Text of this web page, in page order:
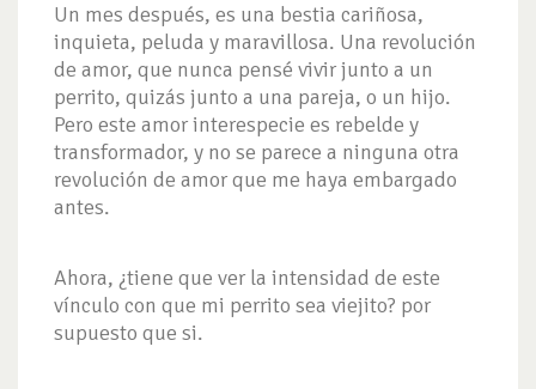
Un mes después, es una bestia cariñosa,
inquieta, peluda y maravillosa. Una revolución
de amor, que nunca pensé vivir junto a un
perrito, quizás junto a una pareja, o un hijo.
Pero este amor interespecie es rebelde y
transformador, y no se parece a ninguna otra
revolución de amor que me haya embargado
antes.
Ahora, ¿tiene que ver la intensidad de este
vínculo con que mi perrito sea viejito? por
supuesto que si.